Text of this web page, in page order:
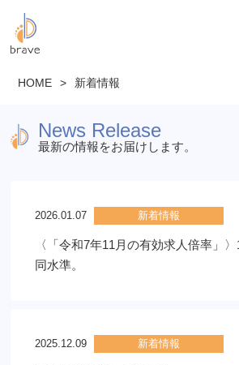
HOME > 新着情報
News Release
最新の情報をお届けします。
2026.01.07 新着情報
〈「令和7年11月の有効求人倍率」
同水準。
2025.12.09 新着情報